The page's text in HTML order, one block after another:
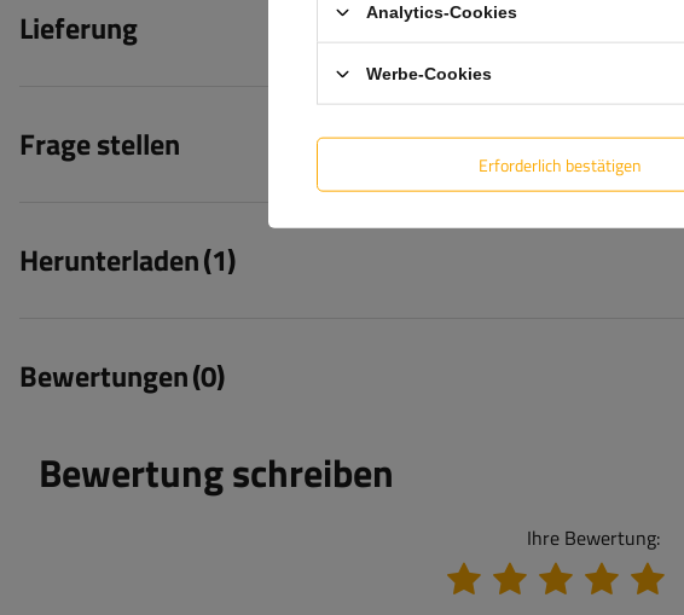
Lieferung
Frage stellen
Herunterladen(1)
Bewertungen(0)
Bewertung schreiben
Ihre Bewertung:
Analytics-Cookies
Werbe-Cookies
Erforderlich bestätigen